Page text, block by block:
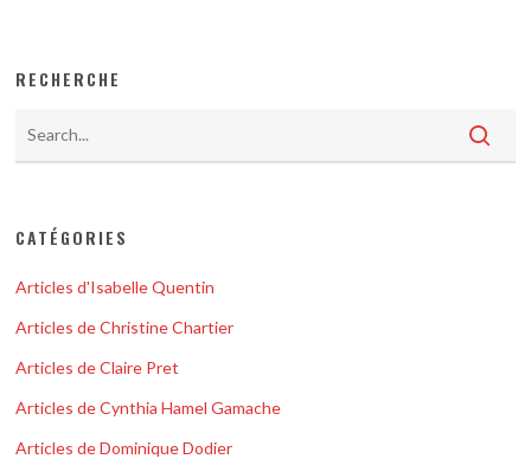
RECHERCHE
CATÉGORIES
Articles d'Isabelle Quentin
Articles de Christine Chartier
Articles de Claire Pret
Articles de Cynthia Hamel Gamache
Articles de Dominique Dodier